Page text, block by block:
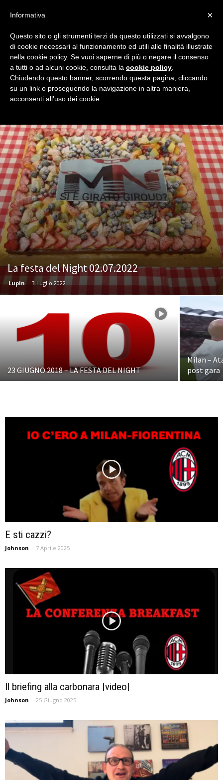
Home Video & podcast Video Pagina 3
VIDEO
I video sul Milan di Milan Night, la community dei tifosi
Milanisti.
La festa del Night 02.07.2022
Lupin - 3 Luglio 2022
23 GIUGNO 2018 – LA FESTA DEL NIGHT
Milan –
post gara
E sti cazzi?
Johnson - 7 Aprile 2025
Il briefing alla carbonara |video|
Johnson - 25 Giugno 2025
×
Informativa
Questo sito o gli strumenti terzi da questo utilizzati si avvalgono
di cookie necessari al funzionamento ed utili alle finalità illustrate
nella cookie policy. Se vuoi saperne di più o negare il consenso
a tutti o ad alcuni cookie, consulta la cookie policy
Chiudendo questo banner, scorrendo questa pagina, cliccando
su un link o proseguendo la navigazione in altra maniera,
acconsenti all’uso dei cookie.